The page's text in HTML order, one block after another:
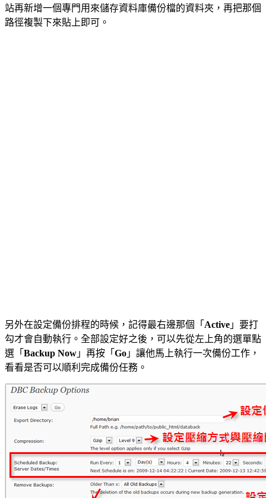
站再新增一個專門用來儲存資料庫備份檔的資料夾，再把那個
路徑複製下來貼上即可。
另外在設定備份排程的時候，記得最右邊那個「 Active 」要打
勾才會自動執行。全部設定好之後，可以先從左上角的選單點
選「 Backup Now 」再按「 Go 」讓他馬上執行一次備份工作，
看看是否可以順利完成備份任務。